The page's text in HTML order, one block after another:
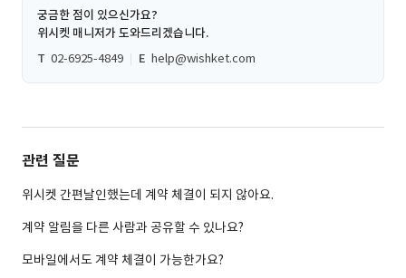
궁금한 점이 있으신가요?
위시켓 매니저가 도와드리겠습니다.
T 02-6925-4849 E help@wishket.com
관련 질문
위시켓 간편날인했는데 계약 체결이 되지 않아요.
계약 알림을 다른 사람과 공유할 수 있나요?
모바일에서도 계약 체결이 가능한가요?